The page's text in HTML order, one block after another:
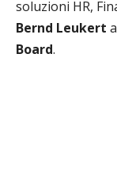
soluzioni HR,
Bernd Leukert
Board.